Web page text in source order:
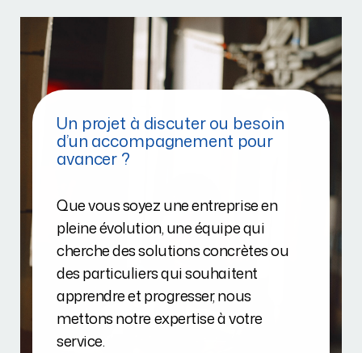
Un projet à discuter ou besoin
d’un accompagnement pour
avancer ?
Que vous soyez une entreprise en
pleine évolution, une équipe qui
cherche des solutions concrètes ou
des particuliers qui souhaitent
apprendre et progresser, nous
mettons notre expertise à votre
service.